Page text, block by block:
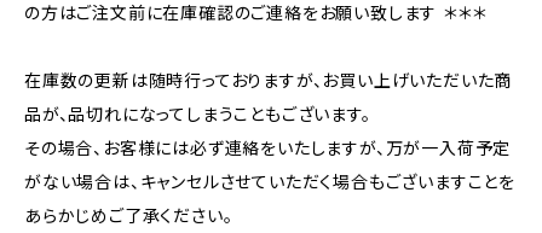
の方はご注文前に在庫確認のご連絡をお願い致します ＊＊＊
在庫数の更新は随時行っておりますが、お買い上げいただいた商
品が、品切れになってしまうこともございます。
その場合、お客様には必ず連絡をいたしますが、万が一入荷予定
がない場合は、キャンセルさせていただく場合もございますことを
あらかじめご了承ください。